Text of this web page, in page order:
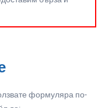
формуляра по-